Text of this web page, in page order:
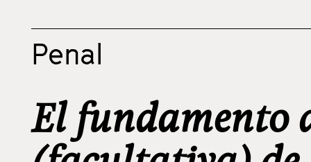
Penal
El fundamento